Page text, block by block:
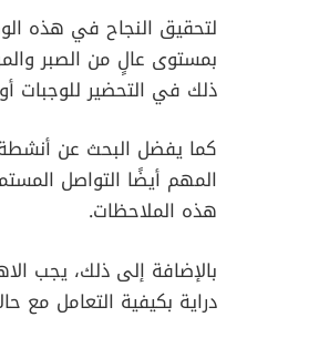
لتحقيق النجاح في هذه
بمستوى عالٍ من الصبر
ذلك في التحضير للوجبات
كما يفضل البحث عن
المهم أيضًا التواصل
هذه الملاحظات.
بالإضافة إلى ذلك، يجب
دراية بكيفية التعامل مع